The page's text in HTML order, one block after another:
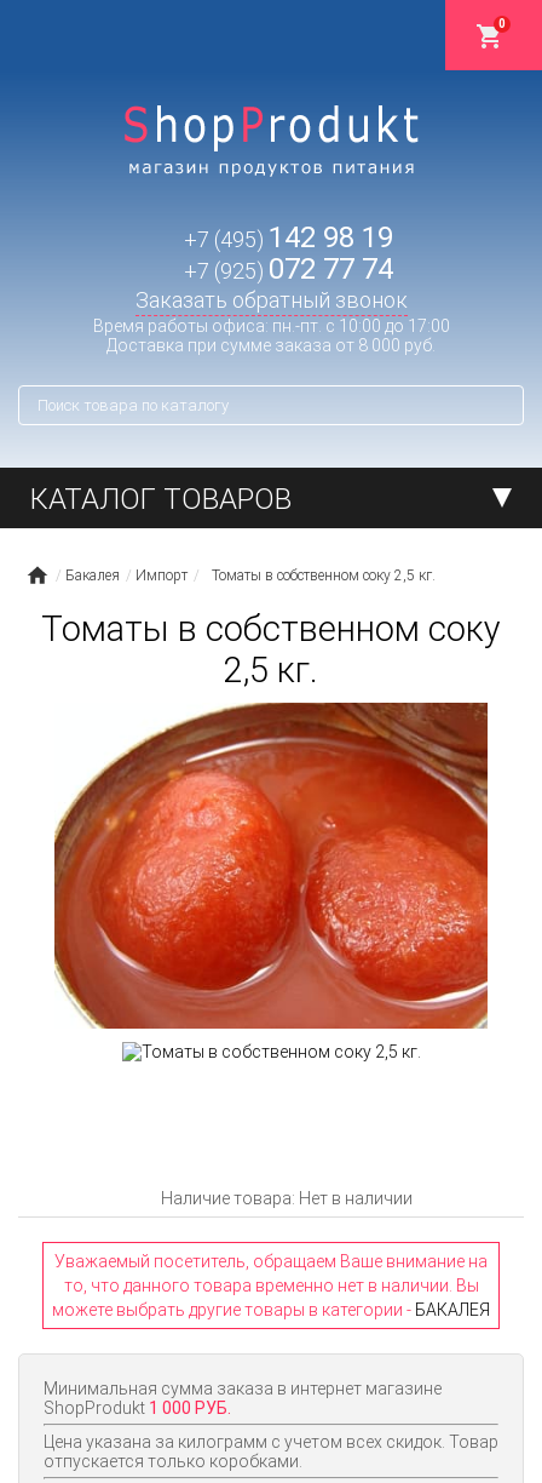
0
+7 (495) 142 98 19
+7 (925) 072 77 74
Заказать обратный звонок
Время работы офиса: пн.-пт. с 10:00 до 17:00
Доставка при сумме заказа от 8 000 руб.
КАТАЛОГ ТОВАРОВ
Бакалея Импорт Томаты в собственном соку 2,5 кг.
Томаты в собственном соку
2,5 кг.
Наличие товара: Нет в наличии
Уважаемый посетитель, обращаем Ваше внимание на
то, что данного товара временно нет в наличии. Вы
можете выбрать другие товары в категории - БАКАЛЕЯ
Минимальная сумма заказа в интернет магазине
ShopProdukt 1 000 РУБ.
Цена указана за килограмм с учетом всех скидок. Товар
отпускается только коробками.